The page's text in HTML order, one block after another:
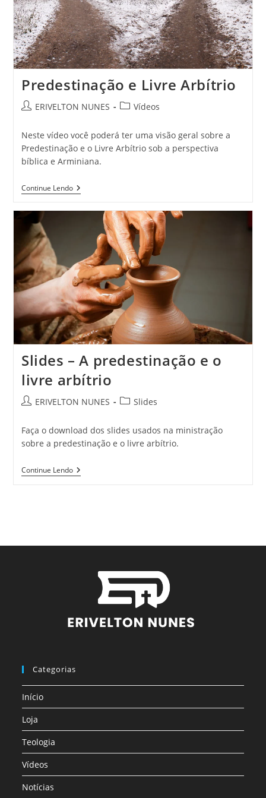
Predestinação e Livre Arbítrio
ERIVELTON NUNES Vídeos
Neste vídeo você poderá ter uma visão geral sobre a
Predestinação e o Livre Arbítrio sob a perspectiva
bíblica e Arminiana.
Continue Lendo
Slides – A predestinação e o
livre arbítrio
ERIVELTON NUNES Slides
Faça o download dos slides usados na ministração
sobre a predestinação e o livre arbítrio.
Continue Lendo
Categorias
Início
Loja
Teologia
Vídeos
Notícias